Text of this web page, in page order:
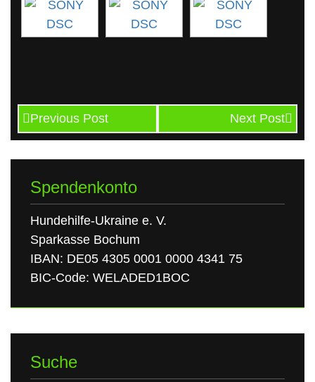
Previous Post Next Post
Spendenkonto
Hundehilfe-Ukraine e. V.
Sparkasse Bochum
IBAN: DE05 4305 0001 0000 4341 75
BIC-Code: WELADED1BOC
Suche